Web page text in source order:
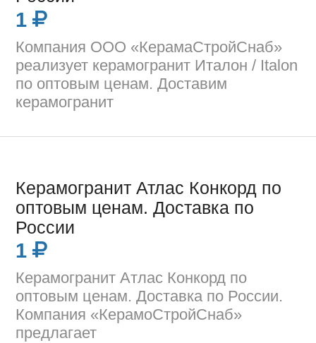
1
Компания ООО «КерамаСтройСнаб»
реализует керамогранит Италон / Italon
по оптовым ценам. Доставим
керамогранит
Керамогранит Атлас Конкорд по
оптовым ценам. Доставка по
России
1
Керамогранит Атлас Конкорд по
оптовым ценам. Доставка по России.
Компания «КерамоСтройСнаб»
предлагает